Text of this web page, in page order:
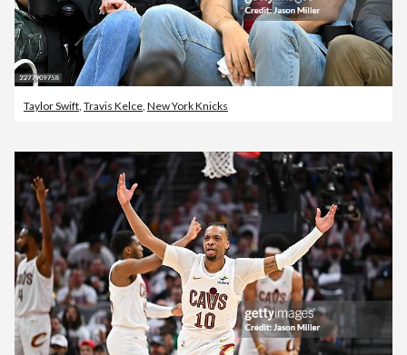
Taylor Swift Travis Kelce New York Knicks